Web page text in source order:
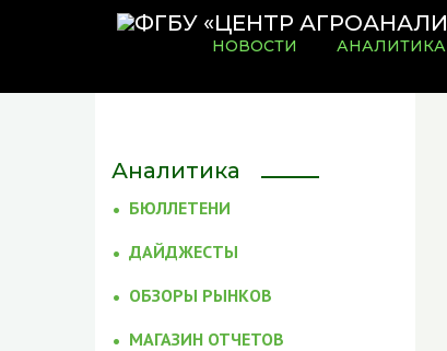
НОВОСТИ АНАЛИТИКА
Аналитика
БЮЛЛЕТЕНИ
ДАЙДЖЕСТЫ
ОБЗОРЫ РЫНКОВ
МАГАЗИН ОТЧЕТОВ